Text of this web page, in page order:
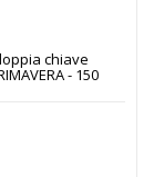
chiave
- 150